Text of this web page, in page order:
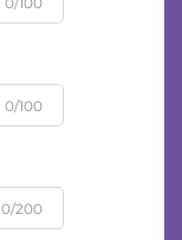
0/100
0/200